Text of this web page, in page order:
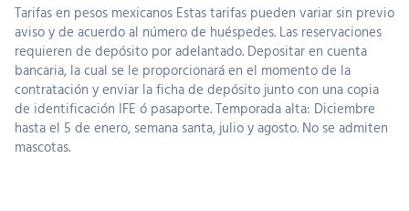
Tarifas en pesos mexicanos Estas tarifas pueden variar sin previo
aviso y de acuerdo al número de huéspedes. Las reservaciones
requieren de depósito por adelantado. Depositar en cuenta
bancaria, la cual se le proporcionará en el momento de la
contratación y enviar la ficha de depósito junto con una copia
de identificación IFE ó pasaporte. Temporada alta: Diciembre
hasta el 5 de enero, semana santa, julio y agosto. No se admiten
mascotas.